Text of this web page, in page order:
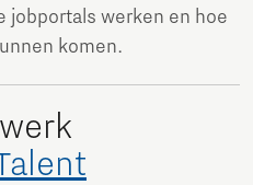
jobportals werken en hoe
komen.